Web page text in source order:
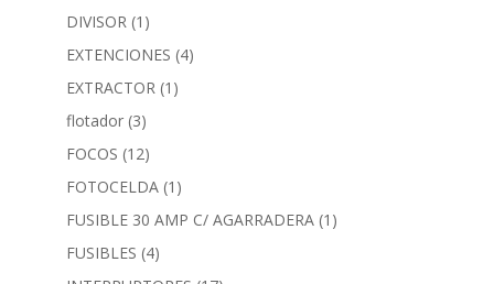
DIVISOR (1)
EXTENCIONES (4)
EXTRACTOR (1)
flotador (3)
FOCOS (12)
FOTOCELDA (1)
FUSIBLE 30 AMP C/ AGARRADERA (1)
FUSIBLES (4)